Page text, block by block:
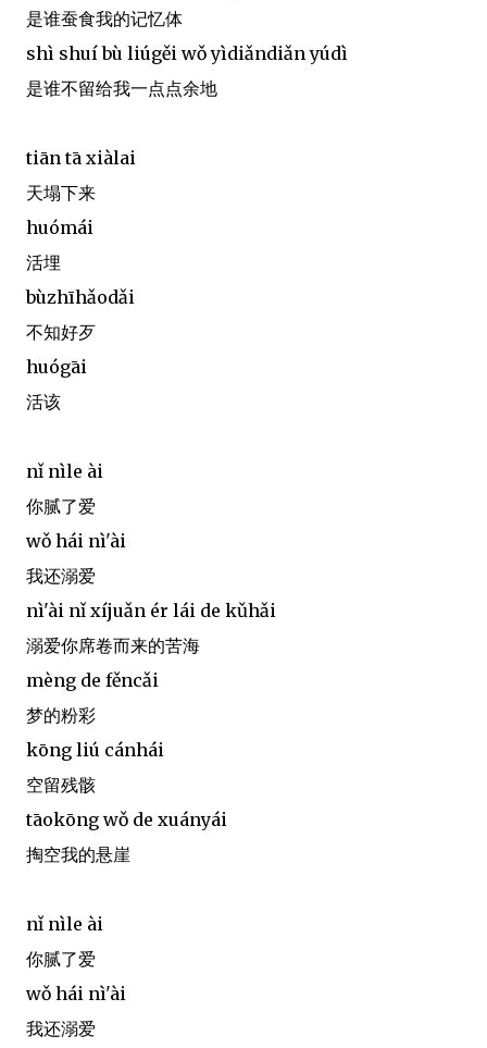
是谁蚕食我的记忆体
shì shuí bù liúgěi wǒ yìdiǎndiǎn yúdì
是谁不留给我一点点余地
tiān tā xiàlai
天塌下来
huómái
活埋
bùzhīhǎodǎi
不知好歹
huógāi
活该
nǐ nìle ài
你腻了爱
wǒ hái nì'ài
我还溺爱
nì'ài nǐ xíjuǎn ér lái de kǔhǎi
溺爱你席卷而来的苦海
mèng de fěncǎi
梦的粉彩
kōng liú cánhái
空留残骸
tāokōng wǒ de xuányái
掏空我的悬崖
nǐ nìle ài
你腻了爱
wǒ hái nì'ài
我还溺爱